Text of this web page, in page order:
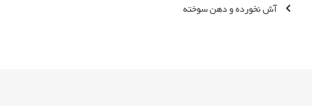
آش نخورده و دهن سوخته